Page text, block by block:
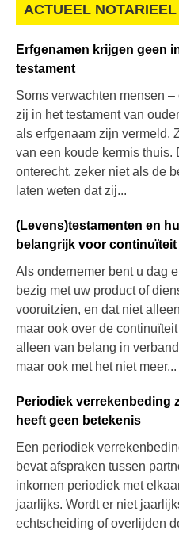
ACTUEEL
Erfgenamen krijgen geen
testament
Soms verwachten mensen
zij in het testament van
als erfgenaam zijn vermeld.
van een koude kermis thuis.
onterecht, zeker niet als de
laten weten dat zij...
(Levens)testamenten en
belangrijk voor
Als ondernemer bent u dag
bezig met uw product of
vooruitzien, en dat niet
maar ook over de
alleen van belang in
maar ook met het niet meer...
Periodiek verrekenbeding
heeft geen betekenis
Een periodiek
bevat afspraken tussen
inkomen periodiek met
jaarlijks. Wordt er niet
echtscheiding of overlijden